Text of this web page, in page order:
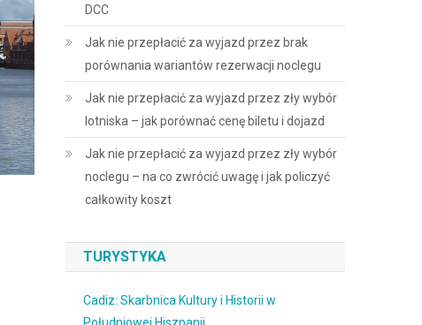
DCC
Jak nie przepłacić za wyjazd przez brak
porównania wariantów rezerwacji noclegu
Jak nie przepłacić za wyjazd przez zły wybór
lotniska – jak porównać cenę biletu i dojazd
Jak nie przepłacić za wyjazd przez zły wybór
noclegu – na co zwrócić uwagę i jak policzyć
całkowity koszt
TURYSTYKA
Cadiz: Skarbnica Kultury i Historii w